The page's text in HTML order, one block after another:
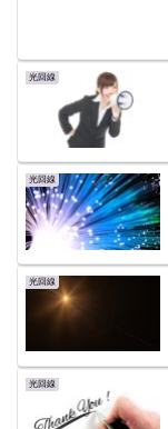
光回線
光回線
光回線
光回線